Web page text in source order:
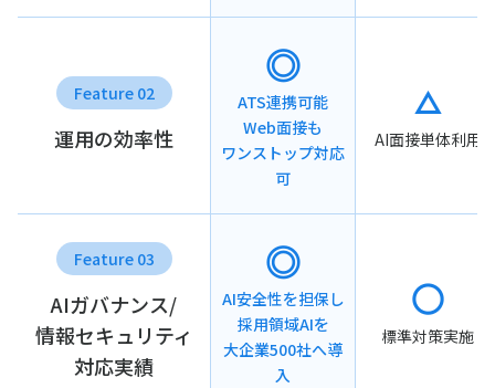
Feature 02
運用の効率性
ATS連携可能
Web面接も
ワンストップ対応
可
AI面接単体利用
Feature 03
AIガバナンス/
情報セキュリティ
対応実績
AI安全性を担保し
採用領域AIを
大企業500社へ導
入
標準対策実施